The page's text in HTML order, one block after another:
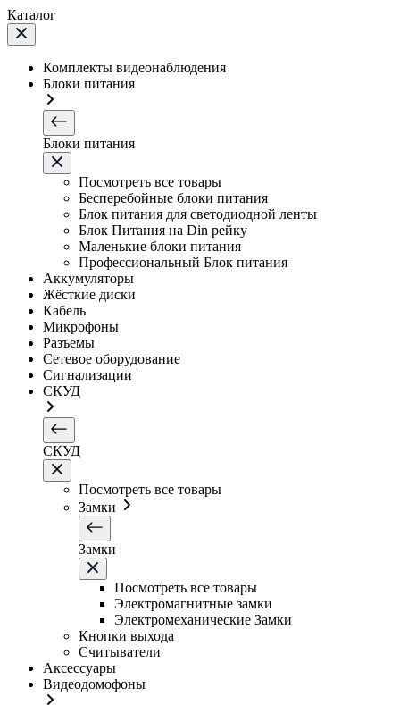
Каталог
Комплекты видеонаблюдения
Блоки питания
Блоки питания
Посмотреть все товары
Бесперебойные блоки питания
Блок питания для светодиодной ленты
Блок Питания на Din рейку
Маленькие блоки питания
Профессиональный Блок питания
Аккумуляторы
Жёсткие диски
Кабель
Микрофоны
Разъемы
Сетевое оборудование
Сигнализации
СКУД
СКУД
Посмотреть все товары
Замки
Замки
Посмотреть все товары
Электромагнитные замки
Электромеханические Замки
Кнопки выхода
Считыватели
Аксессуары
Видеодомофоны